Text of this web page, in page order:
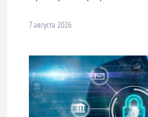
7 августа 2026